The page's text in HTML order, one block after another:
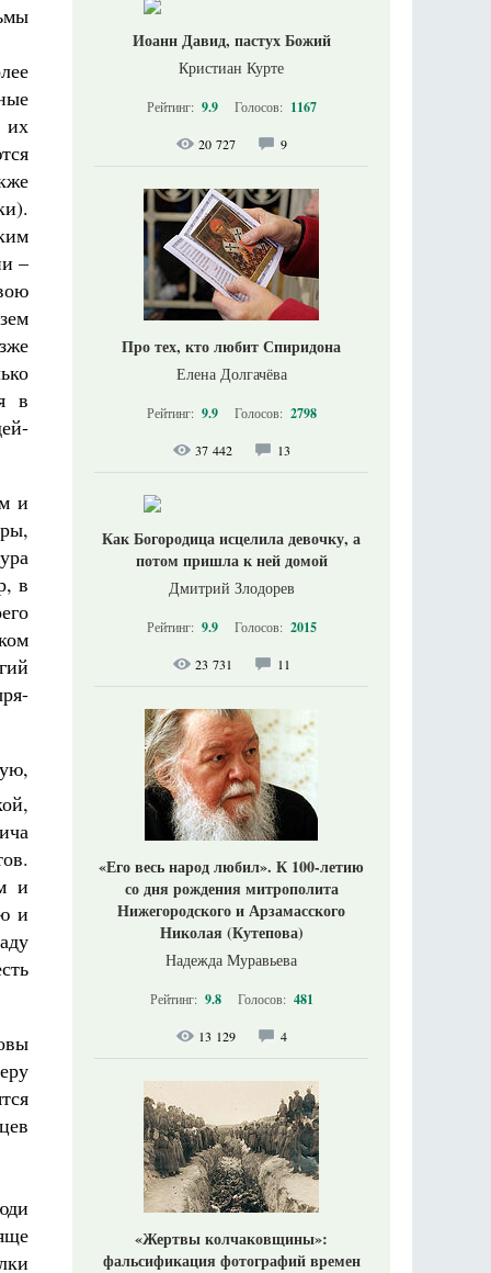
их
–
в
и
в
и
и
Иоанн Давид, пастух Божий
Кристиан Курте
Рейтинг: 9.9 Голосов: 1167
20 727 9
Про тех, кто любит Спиридона
Елена Долгачёва
Рейтинг: 9.9 Голосов: 2798
37 442 13
Как Богородица исцелила девочку, а
потом пришла к ней домой
Дмитрий Злодорев
Рейтинг: 9.9 Голосов: 2015
23 731 11
«Его весь народ любил». К 100-летию
со дня рождения митрополита
Нижегородского и Арзамасского
Николая (Кутепова)
Надежда Муравьева
Рейтинг: 9.8 Голосов: 481
13 129 4
«Жертвы колчаковщины»:
фальсификация фотографий времен